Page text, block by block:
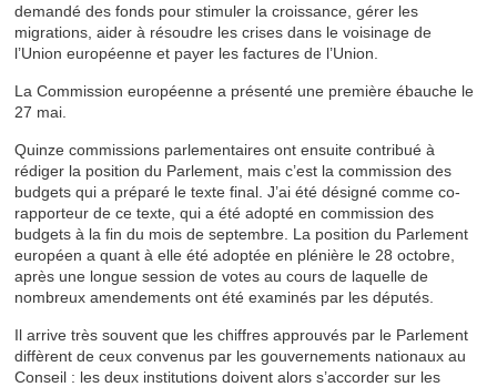
demandé des fonds pour stimuler la croissance, gérer les
migrations, aider à résoudre les crises dans le voisinage de
l’Union européenne et payer les factures de l’Union.
La Commission européenne a présenté une première ébauche le
27 mai.
Quinze commissions parlementaires ont ensuite contribué à
rédiger la position du Parlement, mais c’est la commission des
budgets qui a préparé le texte final. J’ai été désigné comme co-
rapporteur de ce texte, qui a été adopté en commission des
budgets à la fin du mois de septembre. La position du Parlement
européen a quant à elle été adoptée en plénière le 28 octobre,
après une longue session de votes au cours de laquelle de
nombreux amendements ont été examinés par les députés.
Il arrive très souvent que les chiffres approuvés par le Parlement
diffèrent de ceux convenus par les gouvernements nationaux au
Conseil : les deux institutions doivent alors s’accorder sur les